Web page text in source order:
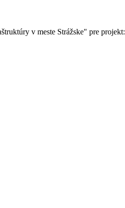
v meste Strážske" pre projekt: